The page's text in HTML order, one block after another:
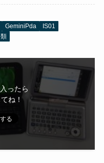
GeminiPda
IS01
ったら
ね！